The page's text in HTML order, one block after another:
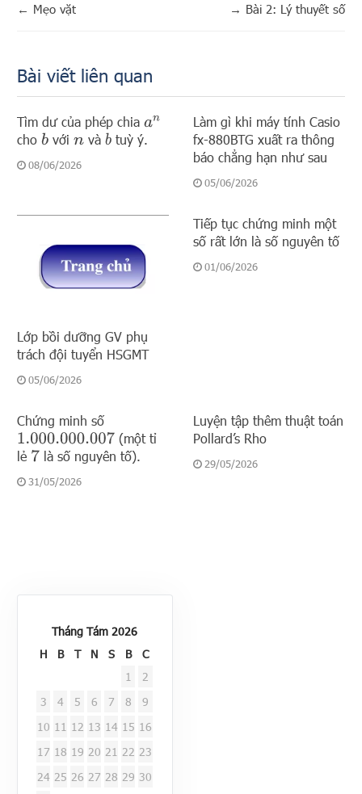
← Mẹo vặt → Bài 2: Lý thuyết số
Bài viết liên quan
Tìm dư của phép chiaan
chob vớinvà b tuỳ ý.
08/06/2026
Làm gì khi máy tính Casio
fx-880BTG xuất ra thông
báo chẳng hạn như sau
05/06/2026
Lớp bồi dưỡng GV phụ
trách đội tuyển HSGMT
05/06/2026
Tiếp tục chứng minh một
số rất lớn là số nguyên tố
01/06/2026
Chứng minh số
1.000.000.007
(một tỉ
lẻ 7là số nguyên tố).
31/05/2026
Luyện tập thêm thuật toán
Pollard’s Rho
29/05/2026
Tháng Tám 2026
H
B T N S B
C
1
2
3
4 5 6 7 8
9
10 11 12 13 14 15 16
17 18 19 20 21 22 23
24 25 26 27 28 29 30